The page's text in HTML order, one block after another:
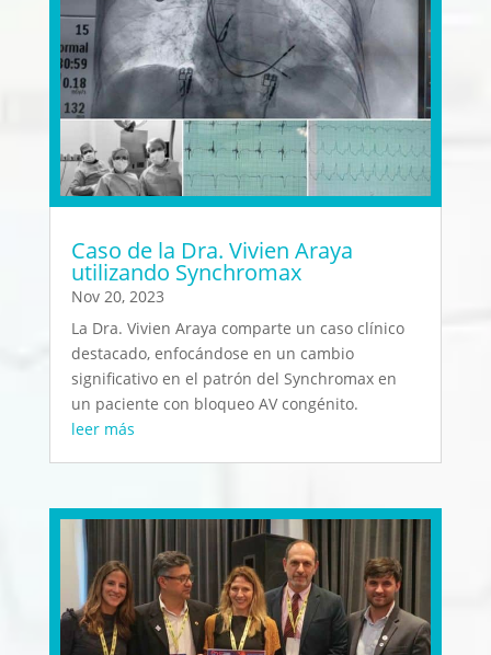
Caso de la Dra. Vivien Araya
utilizando Synchromax
Nov 20, 2023
La Dra. Vivien Araya comparte un caso clínico
destacado, enfocándose en un cambio
significativo en el patrón del Synchromax en
un paciente con bloqueo AV congénito.
leer más